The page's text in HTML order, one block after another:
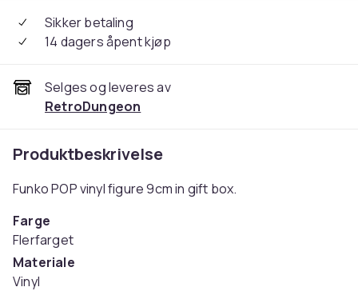
Sikker betaling
14 dagers åpent kjøp
Selges og leveres av
RetroDungeon
Produktbeskrivelse
Funko POP vinyl figure 9cm in gift box.
Farge
Flerfarget
Materiale
Vinyl